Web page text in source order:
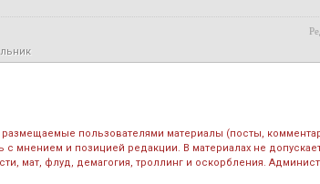
размещаемые пользователями материалы (посты,
с мнением и позицией редакции. В материалах не
мат, флуд, демагогия, троллинг и оскорбления.